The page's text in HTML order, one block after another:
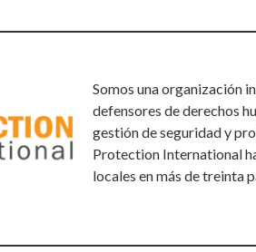
Somos una organización
defensores de derechos
gestión de seguridad y
Protection International
locales en más de treinta